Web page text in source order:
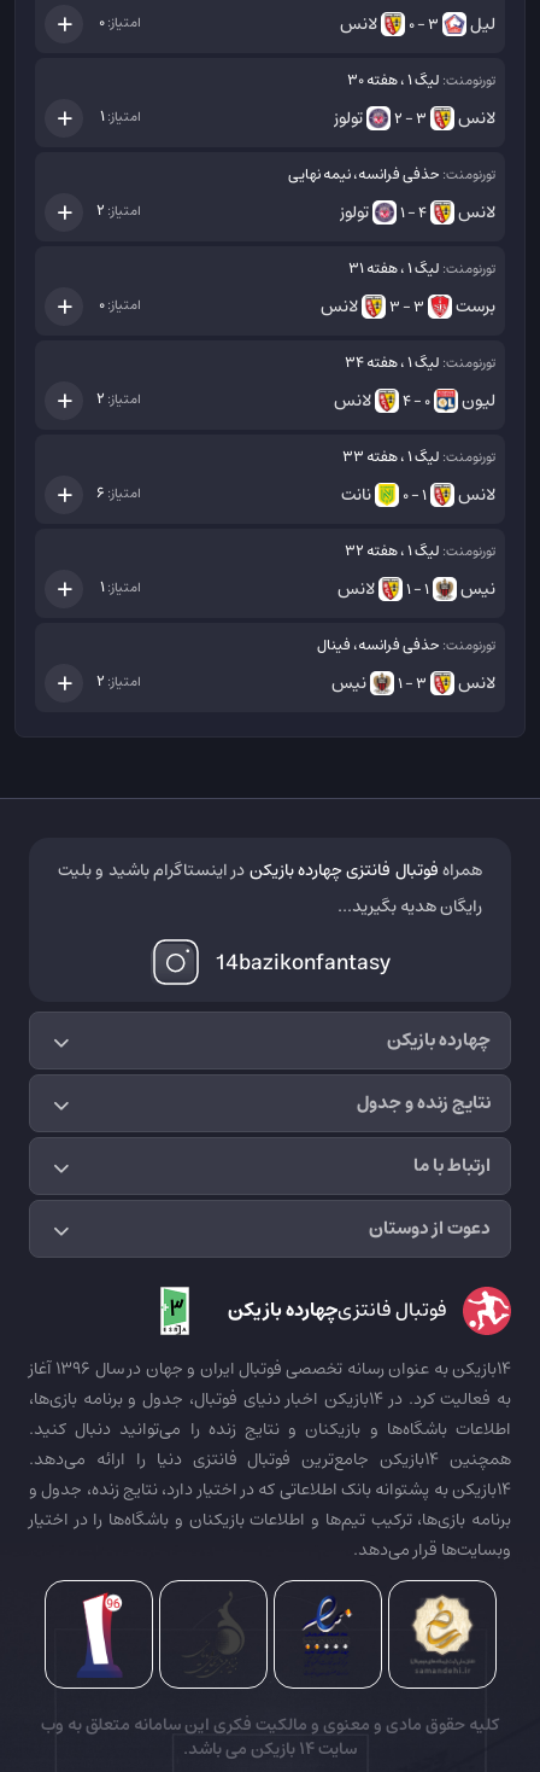
لیل 3 - 0 لانس امتیاز:0
تورنومنت: لیگ 1 ، هفته 30
لانس 3 - 2 تولوز امتیاز:1
تورنومنت: حذفی فرانسه، نیمه نهایی
لانس 4 - 1 تولوز امتیاز: 2
تورنومنت: لیگ 1 ، هفته 31
برست 3 - 3 لانس امتیاز:0
تورنومنت: لیگ 1 ، هفته 34
لیون 0 - 4 لانس امتیاز: 2
تورنومنت: لیگ 1 ، هفته 33
لانس 1 - 0 نانت امتیاز: 6
تورنومنت: لیگ 1 ، هفته 32
نیس 1 - 1 لانس امتیاز:1
تورنومنت: حذفی فرانسه، فینال
لانس 3 - 1 نیس امتیاز: 2
چهارده بازیکن
نتایج زنده و جدول
ارتباط با ما
دعوت از دوستان
همراهفوتبال فانتزی چهارده بازیکندر اینستاگرام باشید و بلیت
رایگان هدیه بگیرید...
14bazikonfantasy
فوتبال فانتزیچهارده بازیکن
14بازیکن به عنوان رسانه تخصصی فوتبال ایران و جهان در سال 1396 آغاز
به فعالیت کرد. در 14بازیکن اخبار دنیای فوتبال، جدول و برنامه بازی‌ها،
اطلاعات باشگاه‌ها و بازیکنان و نتایج زنده را می‌توانید دنبال کنید.
همچنین 14بازیکن جامع‌ترین فوتبال فانتزی دنیا را ارائه می‌دهد.
14بازیکن به پشتوانه بانک اطلاعاتی که در اختیار دارد، نتایج زنده، جدول و
برنامه بازی‌ها، ترکیب تیم‌ها و اطلاعات بازیکنان و باشگاه‌ها را در اختیار
وبسایت‌ها قرار می‌دهد.
کلیه حقوق مادی و معنوی و مالکیت فکری این سامانه متعلق به وب
سایت14 بازیکن می باشد.